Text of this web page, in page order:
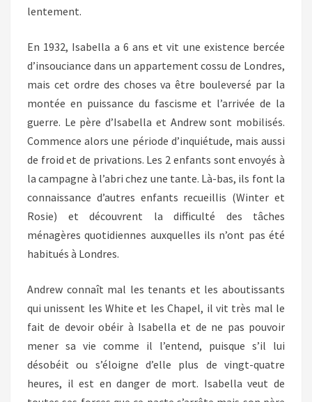
lentement.
En 1932, Isabella a 6 ans et vit une existence bercée
d’insouciance dans un appartement cossu de Londres,
mais cet ordre des choses va être bouleversé par la
montée en puissance du fascisme et l’arrivée de la
guerre. Le père d’Isabella et Andrew sont mobilisés.
Commence alors une période d’inquiétude, mais aussi
de froid et de privations. Les 2 enfants sont envoyés à
la campagne à l’abri chez une tante. Là-bas, ils font la
connaissance d’autres enfants recueillis (Winter et
Rosie) et découvrent la difficulté des tâches
ménagères quotidiennes auxquelles ils n’ont pas été
habitués à Londres.
Andrew connaît mal les tenants et les aboutissants
qui unissent les White et les Chapel, il vit très mal le
fait de devoir obéir à Isabella et de ne pas pouvoir
mener sa vie comme il l’entend, puisque s’il lui
désobéit ou s’éloigne d’elle plus de vingt-quatre
heures, il est en danger de mort. Isabella veut de